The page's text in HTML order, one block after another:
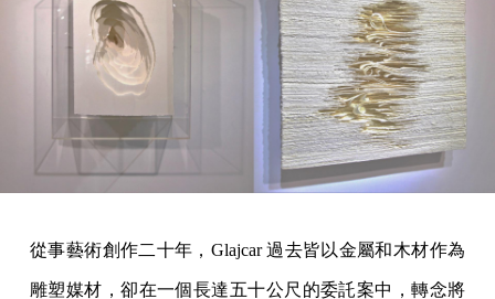
從事藝術創作二十年，Glajcar 過去皆以金屬和木材作為
雕塑媒材，卻在一個長達五十公尺的委託案中，轉念將